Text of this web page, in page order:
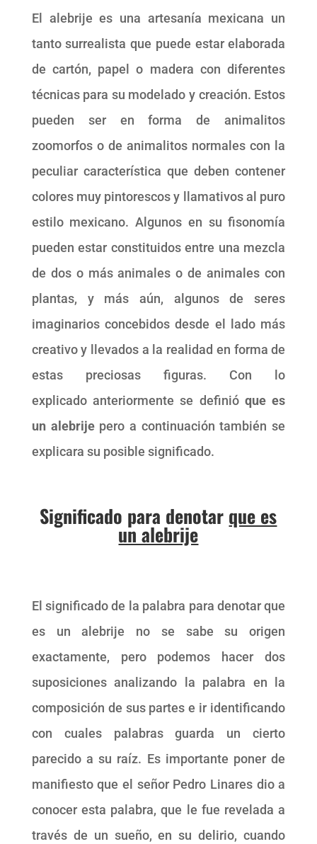
El alebrije es una artesanía mexicana un
tanto surrealista que puede estar elaborada
de cartón, papel o madera con diferentes
técnicas para su modelado y creación. Estos
pueden ser en forma de animalitos
zoomorfos o de animalitos normales con la
peculiar característica que deben contener
colores muy pintorescos y llamativos al puro
estilo mexicano. Algunos en su fisonomía
pueden estar constituidos entre una mezcla
de dos o más animales o de animales con
plantas, y más aún, algunos de seres
imaginarios concebidos desde el lado más
creativo y llevados a la realidad en forma de
estas preciosas figuras. Con lo
explicado anteriormente se definió que es
un alebrijepero a continuación también se
explicara su posible significado.
Significado para denotar que es
un alebrije
El significado de la palabra para denotar que
es un alebrije no se sabe su origen
exactamente, pero podemos hacer dos
suposiciones analizando la palabra en la
composición de sus partes e ir identificando
con cuales palabras guarda un cierto
parecido a su raíz. Es importante poner de
manifiesto que el señor Pedro Linares dio a
conocer esta palabra, que le fue revelada a
través de un sueño, en su delirio, cuando